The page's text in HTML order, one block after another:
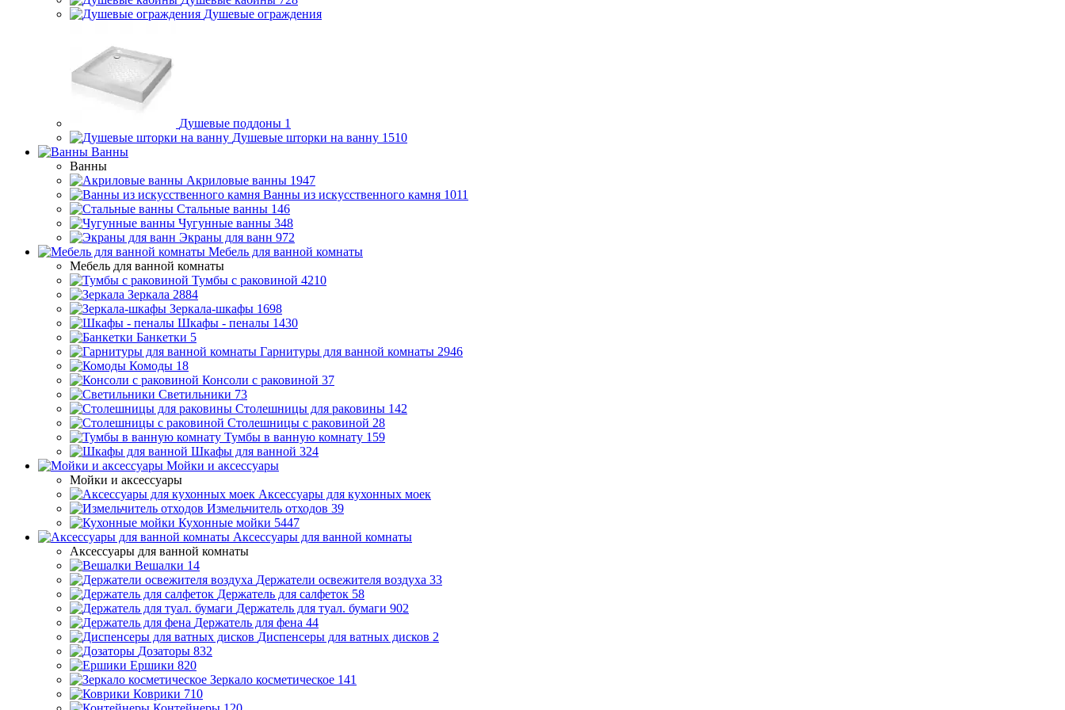
Душевые ограждения
Душевые поддоны 1
Душевые шторки на ванну 1510
Ванны
Ванны
Акриловые ванны 1947
Ванны из искусственного камня 1011
Стальные ванны 146
Чугунные ванны 348
Экраны для ванн 972
Мебель для ванной комнаты
Мебель для ванной комнаты
Тумбы с раковиной 4210
Зеркала 2884
Зеркала-шкафы 1698
Шкафы - пеналы 1430
Банкетки 5
Гарнитуры для ванной комнаты 2946
Комоды 18
Консоли с раковиной 37
Светильники 73
Столешницы для раковины 142
Столешницы с раковиной 28
Тумбы в ванную комнату 159
Шкафы для ванной 324
Мойки и аксессуары
Мойки и аксессуары
Аксессуары для кухонных моек
Измельчитель отходов 39
Кухонные мойки 5447
Аксессуары для ванной комнаты
Аксессуары для ванной комнаты
Вешалки 14
Держатели освежителя воздуха 33
Держатель для салфеток 58
Держатель для туал. бумаги 902
Держатель для фена 44
Диспенсеры для ватных дисков 2
Дозаторы 832
Ершики 820
Зеркало косметическое 141
Коврики 710